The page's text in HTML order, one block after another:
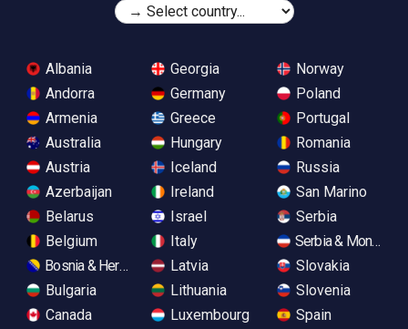
Albania
Andorra
Armenia
Australia
Austria
Azerbaijan
Belarus
Belgium
Bosnia & Herzegovina
Bulgaria
Canada
Georgia
Germany
Greece
Hungary
Iceland
Ireland
Israel
Italy
Latvia
Lithuania
Luxembourg
Norway
Poland
Portugal
Romania
Russia
San Marino
Serbia
Serbia &
Slovakia
Slovenia
Spain